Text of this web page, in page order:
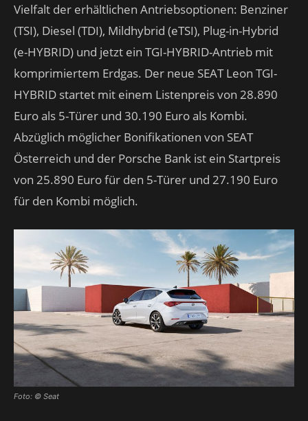
Vielfalt der erhältlichen Antriebsoptionen: Benziner
(TSI), Diesel (TDI), Mildhybrid (eTSI), Plug-in-Hybrid
(e-HYBRID) und jetzt ein TGI-HYBRID-Antrieb mit
komprimiertem Erdgas. Der neue SEAT Leon TGI-
HYBRID startet mit einem Listenpreis von 28.890
Euro als 5-Türer und 30.190 Euro als Kombi.
Abzüglich möglicher Bonifikationen von SEAT
Österreich und der Porsche Bank ist ein Startpreis
von 25.890 Euro für den 5-Türer und 27.190 Euro
für den Kombi möglich.
Foto: © Seat